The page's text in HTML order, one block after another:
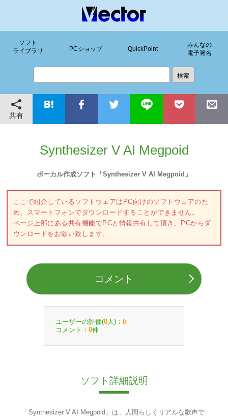
ソフト
ライブラリ
PCショップ QuickPoint
みんなの
電子署名
共有
Synthesizer V AI Megpoid
ボーカル作成ソフト「Synthesizer V AI Megpoid」
ここで紹介しているソフトウェアはPC向けのソフトウェアのた
め、スマートフォンでダウンロードすることができません。
ページ上部にある共有機能でPCと情報共有して頂き、PCからダ
ウンロードをお願い致します。
コメント
ユーザーの評価(0 人)： 0
コメント： 0件
ソフト詳細説明
「Synthesizer V AI Megpoid」は、人間らしくリアルな歌声で